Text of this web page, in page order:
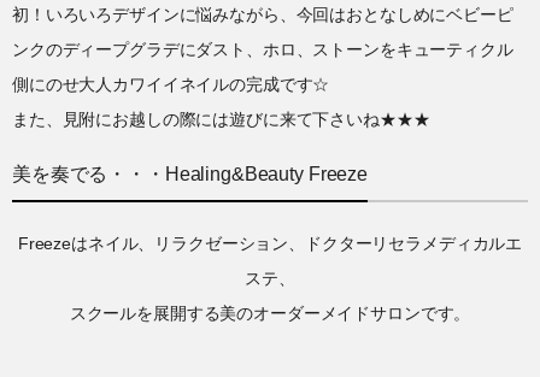
初！いろいろデザインに悩みながら、今回はおとなしめにベビーピ
ンクのディープグラデにダスト、ホロ、ストーンをキューティクル
側にのせ大人カワイイネイルの完成です☆
また、見附にお越しの際には遊びに来て下さいね★★★
美を奏でる・・・Healing&Beauty Freeze
Freezeはネイル、リラクゼーション、ドクターリセラメディカルエ
ステ、
スクールを展開する美のオーダーメイドサロンです。